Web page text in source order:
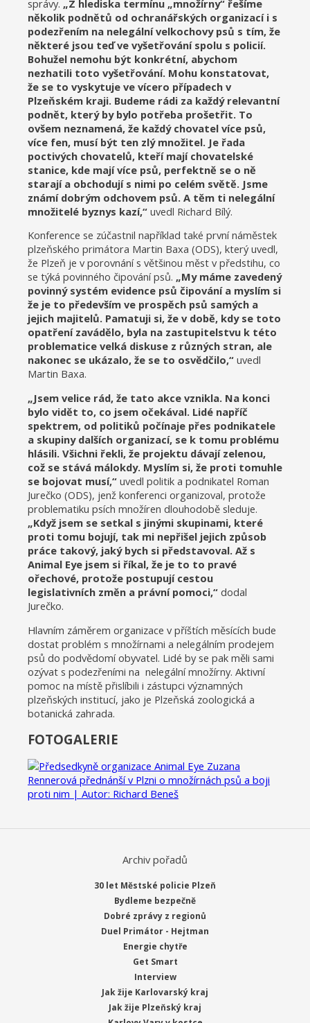
správy. „Z hlediska termínu „množírny“ řešíme
několik podnětů od ochranářských organizací i s
podezřením na nelegální velkochovy psů s tím, že
některé jsou teď ve vyšetřování spolu s policií.
Bohužel nemohu být konkrétní, abychom
nezhatili toto vyšetřování. Mohu konstatovat,
že se to vyskytuje ve vícero případech v
Plzeňském kraji. Budeme rádi za každý relevantní
podnět, který by bylo potřeba prošetřit. To
ovšem neznamená, že každý chovatel více psů,
více fen, musí být ten zlý množitel. Je řada
poctivých chovatelů, kteří mají chovatelské
stanice, kde mají více psů, perfektně se o ně
starají a obchodují s nimi po celém světě. Jsme
známí dobrým odchovem psů. A těm ti nelegální
množitelé byznys kazí,“ uvedl Richard Bílý.
Konference se zúčastnil například také první náměstek
plzeňského primátora Martin Baxa (ODS), který uvedl,
že Plzeň je v porovnání s většinou měst v předstihu, co
se týká povinného čipování psů. „My máme zavedený
povinný systém evidence psů čipování a myslím si
že je to především ve prospěch psů samých a
jejich majitelů. Pamatuji si, že v době, kdy se toto
opatření zavádělo, byla na zastupitelstvu k této
problematice velká diskuse z různých stran, ale
nakonec se ukázalo, že se to osvědčilo,“ uvedl
Martin Baxa.
„Jsem velice rád, že tato akce vznikla. Na konci
bylo vidět to, co jsem očekával. Lidé napříč
spektrem, od politiků počínaje přes podnikatele
a skupiny dalších organizací, se k tomu problému
hlásili. Všichni řekli, že projektu dávají zelenou,
což se stává málokdy. Myslím si, že proti tomuhle
se bojovat musí,“ uvedl politik a podnikatel Roman
Jurečko (ODS), jenž konferenci organizoval, protože
problematiku psích množíren dlouhodobě sleduje.
„Když jsem se setkal s jinými skupinami, které
proti tomu bojují, tak mi nepřišel jejich způsob
práce takový, jaký bych si představoval. Až s
Animal Eye jsem si říkal, že je to to pravé
ořechové, protože postupují cestou
legislativních změn a právní pomoci,“ dodal
Jurečko.
Hlavním záměrem organizace v příštích měsících bude
dostat problém s množírnami a nelegálním prodejem
psů do podvědomí obyvatel. Lidé by se pak měli sami
ozývat s podezřeními na nelegální množírny. Aktivní
pomoc na místě přislíbili i zástupci významných
plzeňských institucí, jako je Plzeňská zoologická a
botanická zahrada.
FOTOGALERIE
Archiv pořadů
30 let Městské policie Plzeň
Bydleme bezpečně
Dobré zprávy z regionů
Duel Primátor - Hejtman
Energie chytře
Get Smart
Interview
Jak žije Karlovarský kraj
Jak žije Plzeňský kraj